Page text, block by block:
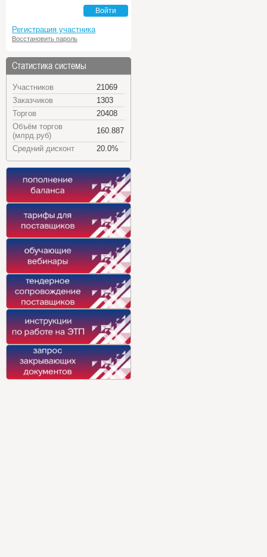
Войти
Регистрация участника
Восстановить пароль
Статистика системы
Участников
21069
Заказчиков
1303
Торгов
20408
Объём торгов
(млрд.руб)
160.887
Средний дисконт
20.0%